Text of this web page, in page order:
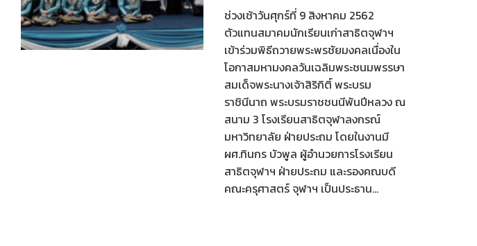
ช่วงเช้าวันศุกร์ที่ 9 สิงหาคม 2562
ตัวแทนสมาคมนักเรียนเก่าสาธิตจุฬาฯ
เข้าร่วมพิธีถวายพระพรชัยมงคลเนื่องใน
โอกาสมหามงคลวันเฉลิมพระชนมพรรษา
สมเด็จพระนางเจ้าสิริกิติ์ พระบรม
ราชินีนาถ พระบรมราชชนนีพันปีหลวง ณ
สนาม 3 โรงเรียนสาธิตจุฬาลงกรณ์
มหาวิทยาลัย ฝ่ายประถม โดยในงานมี
ผศ.ทินกร บัวพูล ผู้อำนวยการโรงเรียน
สาธิตจุฬาฯ ฝ่ายประถม และรองคณบดี
คณะครุศาสตร์ จุฬาฯ เป็นประธาน...